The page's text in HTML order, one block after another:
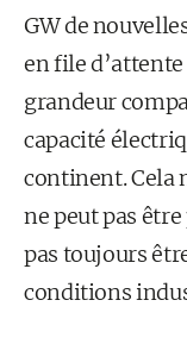
GW de
en file
grandeur
capacité
continent. Cela
ne peut pas
pas toujours
conditions